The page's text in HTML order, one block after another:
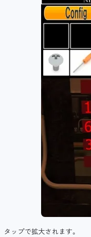
タップで拡大されます。